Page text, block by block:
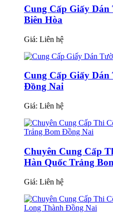
Cung Cấp Giấy
Biên Hòa
Giá: Liên hệ
Cung Cấp Giấy
Đồng Nai
Giá: Liên hệ
Chuyên Cung Cấp
Hàn Quốc Trảng
Giá: Liên hệ